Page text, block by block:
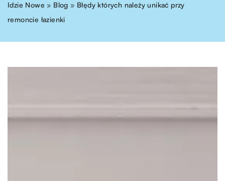
Idzie Nowe » Blog » Błędy których należy unikać przy
remoncie łazienki